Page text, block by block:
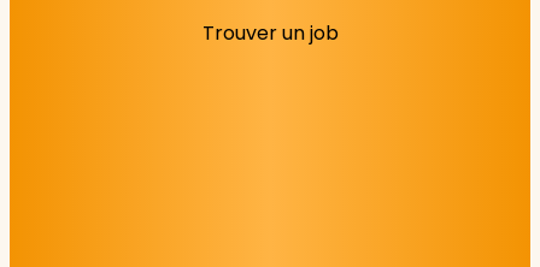
Trouver un job